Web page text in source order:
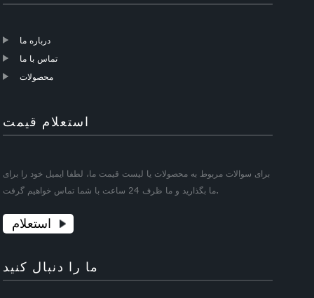
درباره ما
تماس با ما
محصولات
استعلام قیمت
برای سوالات مربوط به محصولات یا لیست قیمت ما، لطفا ایمیل خود را برای
استعلام
ما را دنبال کنید